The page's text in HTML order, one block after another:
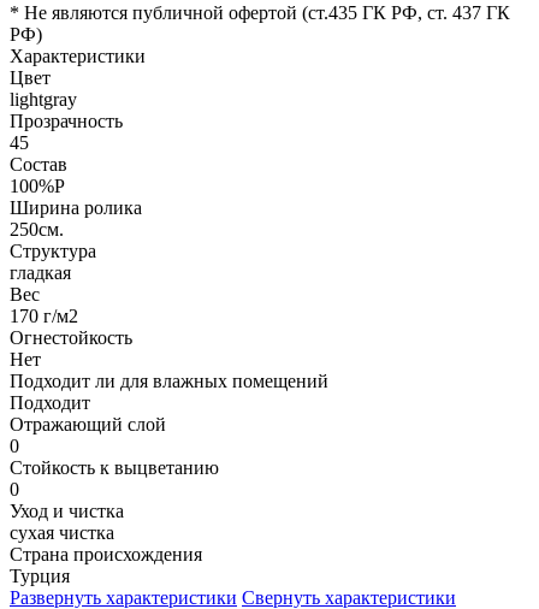
* Не являются публичной офертой (ст.435 ГК РФ, cт. 437 ГК
РФ)
Характеристики
Цвет
lightgray
Прозрачность
45
Состав
100%P
Ширина ролика
250см.
Структура
гладкая
Вес
170 г/м2
Огнестойкость
Нет
Подходит ли для влажных помещений
Подходит
Отражающий слой
0
Стойкость к выцветанию
0
Уход и чистка
сухая чистка
Страна происхождения
Турция
Развернуть характеристики Свернуть характеристики